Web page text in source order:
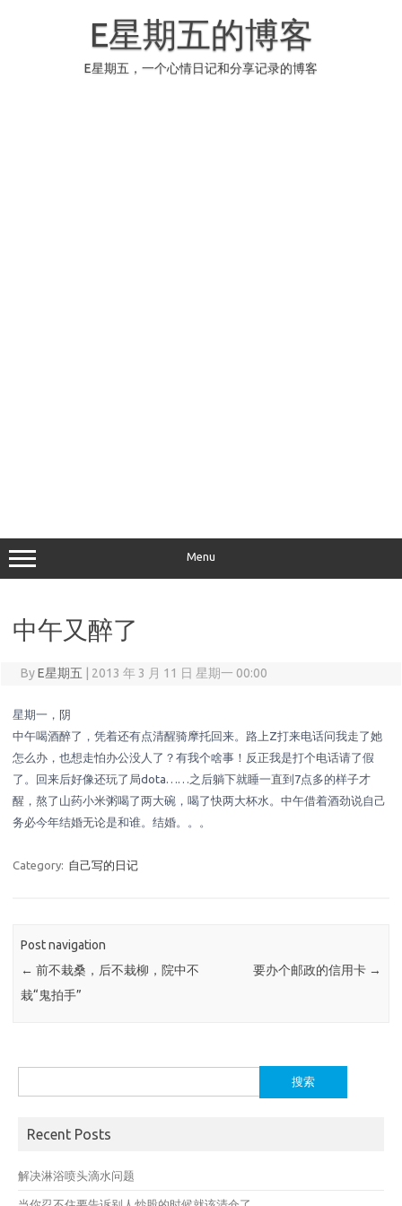
E星期五的博客
E星期五，一个心情日记和分享记录的博客
Menu
中午又醉了
ByE星期五 2013 年 3 月 11 日 星期一 00:00
星期一，阴
中午喝酒醉了，凭着还有点清醒骑摩托回来。路上Z打来电话问我走了她
怎么办，也想走怕办公没人了？有我个啥事！反正我是打个电话请了假
了。回来后好像还玩了局dota……之后躺下就睡一直到7点多的样子才
醒，熬了山药小米粥喝了两大碗，喝了快两大杯水。中午借着酒劲说自己
务必今年结婚无论是和谁。结婚。。。
Category: 自己写的日记
Post navigation
← 前不栽桑，后不栽柳，院中不
栽“鬼拍手”
要办个邮政的信用卡 →
索：
Recent Posts
解决淋浴喷头滴水问题